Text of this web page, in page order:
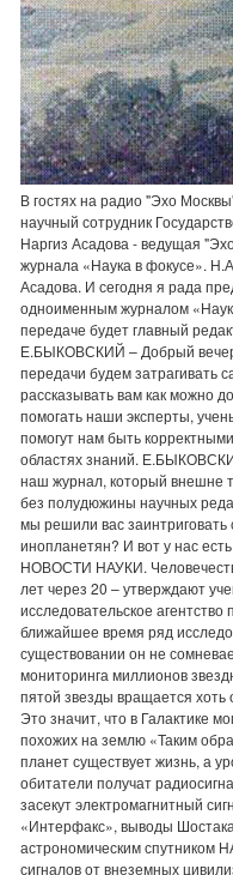
В гостях на радио "Эхо Москвы" Владимир Сурдин - российский астроном, старший научный сотрудник Государственного Астрономического Института им. Штернберга. Наргиз Асадова - ведущая "Эхо Москвы". Егор Быковский - главный редактор журнала «Наука в фокусе». Н.АСАДОВА - Доброй ночи! У микрофона Наргиз Асадова. И сегодня я рада представить вам наш новый проект совместно с одноименным журналом «Наука в фокусе». Мой соведущий постоянный в этой передаче будет главный редактор журнала «Наука в фокусе» Егор Быковский. Е.БЫКОВСКИЙ – Добрый вечер! Н.АСАДОВА – Доброй ночи уже! Мы в этой передачи будем затрагивать самые разные области научных знаний и постараемся рассказывать вам как можно доступнее, но при этом корректно, и в этом нам будут помогать наши эксперты, ученые, специалисты из разных областей науки, которые помогут нам быть корректными и освещать самые последние достижения в разных областях знаний. Е.БЫКОВСКИЙ – В общем, передача будет построена похоже на наш журнал, который внешне такой, яркий, но не одна статья в нем не обходится без полудюжины научных редакторов, консультантов. Н.АСАДОВА – Да. И сегодня мы решили вас заинтриговать сразу и выбрали такую тему: Как мы ищем инопланетян? И вот у нас есть последние новости из этих научных знаний. НОВОСТИ НАУКИ. Человечество войдет в контакт с неземными цивилизациями уже лет через 20 – утверждают ученые из США. Сет Шостак заявил, что исследовательское агентство по поиску внеземных цивилизаций проведет в ближайшее время ряд исследований и выйдет на контакт с инопланетянами. В их существовании он не сомневается. Агентство, по словам ученого, займется мониторинга миллионов звездных систем. Шостак утверждает, что вокруг каждой пятой звезды вращается хоть одна планета с подходящими условиями для жизни. Это значит, что в Галактике могут существовать десятки миллиардов планет, похожих на землю «Таким образом, - утверждает астроном, - если на одной из планет существует жизнь, а уровень ее развития подобен земному, то их обитатели получат радиосигнал с земли и ответят на него; или же сами ученые засекут электромагнитный сигнал внеземной цивилизации. Как напоминает «Интерфакс», выводы Шостака частично базируются на данных, собранных астрономическим спутником НАСА «Кеплер». Между тем эксперимент по поиску сигналов от внеземных цивилизаций был проведен с помощью крупнейшего полноповоротного радиотелескопа в Грин Бэнк. Были отобраны 86 планет предположительно схожие с землей. Учитывались так называемые индексы землеподобия и обитаемости. Ученых интересовало, могут ли эти планеты излучать сигналы в частотном диапазоне не шире 5 герц, которые, в частности, используются сотовой связью. Считается, что в таком узком диапазоне точно не может быть естественных сигналов. И, если что-то встретиться, то значит – вот он, искомый сигнал инопланетной цивилизации. Телескоп Грин Бэнк в рамках работы за время работы зафиксировал 52 сигнала, которые могли бы быть признаком разумного присутствия. В прошлом году большая команда астрономов, при участии главы проекта SETI, объединяющего организации по поиску внеземной цивилизации, изучила результаты наблюдения этого радиотелескопа. После тщательного анализа не один из сигналов не выдержал анализа. Ни один не может достоверно указывать, что его источник имеет искусственное происхождение, хотя данный эксперимент указывает на то, что на ближайших к нам землеподобных планетах никто не пользуется сотовой связью. Оригинальные световоды, которые можно использовать для поиска межпланетных цивилизаций, разработал центр